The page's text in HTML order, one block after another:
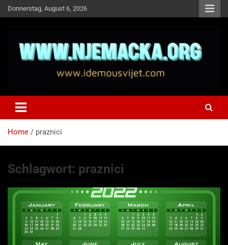
Skip
to
Donnerstag, August 6, 2026
Idemo u Svijet-Njemacka!
Home praznici
Schlagwort: praznici